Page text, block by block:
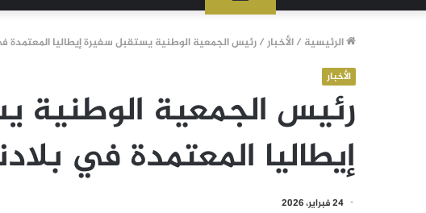
الرئيسية /الأخبار/رئيس الجمعية الوطنية يستقبل سفيرة إيطاليا المعتمدة
الأخبار
رئيس الجمعية الوطنية
إيطاليا المعتمدة في
24 فبراير، 2026